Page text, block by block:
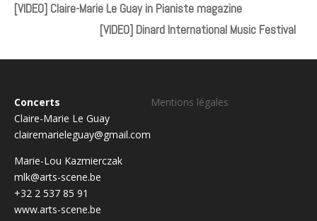
[VIDEO] Claire-Marie Le Guay in Pianiste magazine
[VIDEO] Dinard International Music Festival
Concerts
Claire-Marie Le Guay
clairemarieleguay@gmail.com
Marie-Lou Kazmierczak
mlk@arts-scene.be
+32 2 537 85 91
www.arts-scene.be
Mentions légales